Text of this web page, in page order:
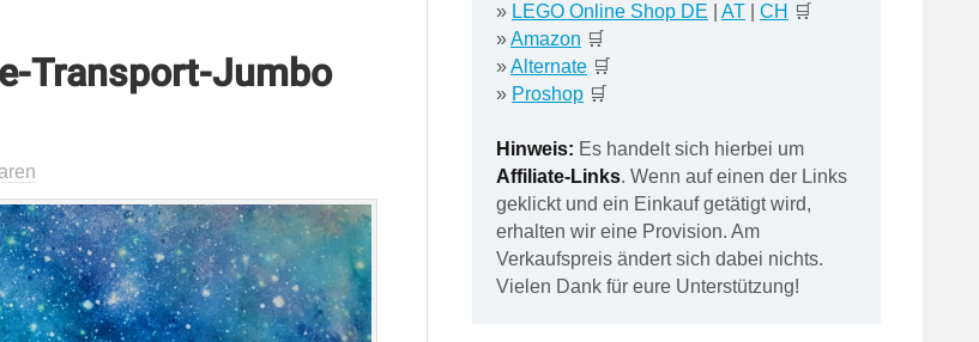
Transport-Jumbo
» LEGO Online Shop DE AT| CH 🛒
»Amazon 🛒
»Alternate🛒
» Proshop🛒
Hinweis: Es handelt sich hierbei um
Affiliate-Links. Wenn auf einen der Links
geklickt und ein Einkauf getätigt wird,
erhalten wir eine Provision. Am
Verkaufspreis ändert sich dabei nichts.
Vielen Dank für eure Unterstützung!